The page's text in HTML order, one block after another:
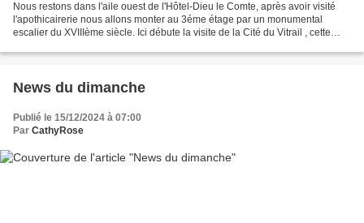
Nous restons dans l'aile ouest de l'Hôtel-Dieu le Comte, après avoir visité
l'apothicairerie nous allons monter au 3éme étage par un monumental
escalier du XVIIIème siècle. Ici débute la visite de la Cité du Vitrail , cette
News du dimanche
Publié le 15/12/2024 à 07:00
Par CathyRose